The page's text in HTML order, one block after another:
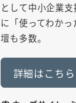
として中小企業
に「使ってわか
壇も多数。
詳細はこちら